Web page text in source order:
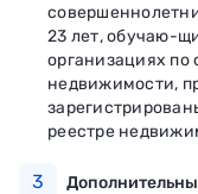
23 лет, обучаю-
организациях по
недвижимости,
реестре
3